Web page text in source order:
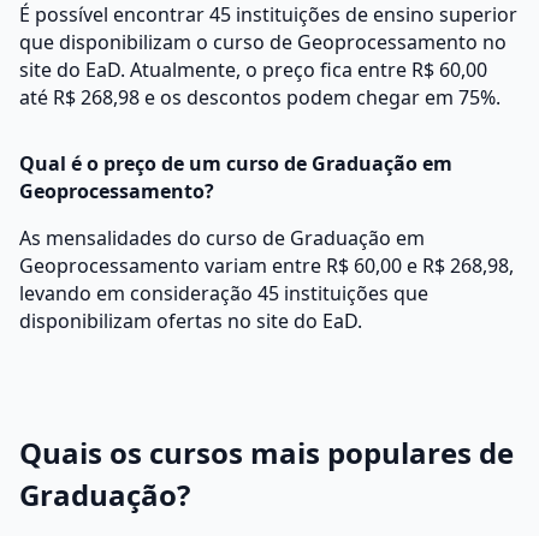
É possível encontrar 45 instituições de ensino superior
que disponibilizam o curso de Geoprocessamento no
site do EaD. Atualmente, o preço fica entre R$ 60,00
até R$ 268,98 e os descontos podem chegar em 75%.
Qual é o preço de um curso de Graduação em
Geoprocessamento?
As mensalidades do curso de Graduação em
Geoprocessamento variam entre R$ 60,00 e R$ 268,98,
levando em consideração 45 instituições que
disponibilizam ofertas no site do EaD.
Quais os cursos mais populares de
Graduação?